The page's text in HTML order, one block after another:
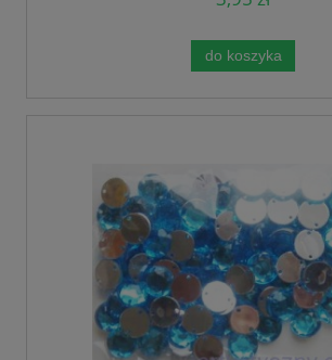
do koszyka